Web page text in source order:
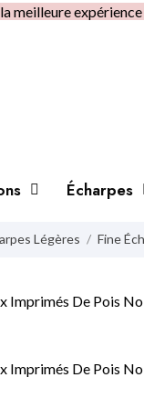
meilleure
Écharpes
Légères Fine